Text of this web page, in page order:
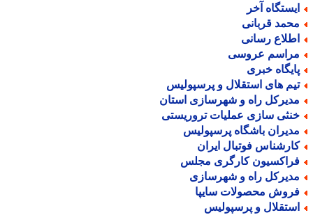
آخر
قربانی
رسانی
عروسی
خبری
های استقلال و پرسپولیس
راه و شهرسازی استان
سازی عملیات تروریستی
باشگاه پرسپولیس
فوتبال ایران
کارگری مجلس
راه و شهرسازی
محصولات سایپا
و پرسپولیس